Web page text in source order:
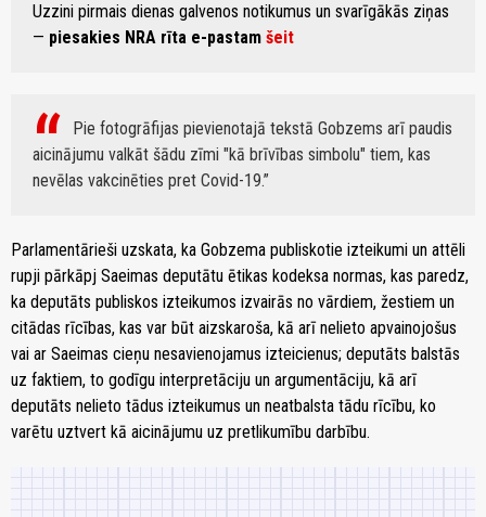
Uzzini pirmais dienas galvenos notikumus un svarīgākās ziņas
— piesakies NRA rīta e-pastam šeit
Pie fotogrāfijas pievienotajā tekstā Gobzems arī paudis
aicinājumu valkāt šādu zīmi "kā brīvības simbolu" tiem, kas
nevēlas vakcinēties pret Covid-19.
Parlamentārieši uzskata, ka Gobzema publiskotie izteikumi un attēli
rupji pārkāpj Saeimas deputātu ētikas kodeksa normas, kas paredz,
ka deputāts publiskos izteikumos izvairās no vārdiem, žestiem un
citādas rīcības, kas var būt aizskaroša, kā arī nelieto apvainojošus
vai ar Saeimas cieņu nesavienojamus izteicienus; deputāts balstās
uz faktiem, to godīgu interpretāciju un argumentāciju, kā arī
deputāts nelieto tādus izteikumus un neatbalsta tādu rīcību, ko
varētu uztvert kā aicinājumu uz pretlikumību darbību.